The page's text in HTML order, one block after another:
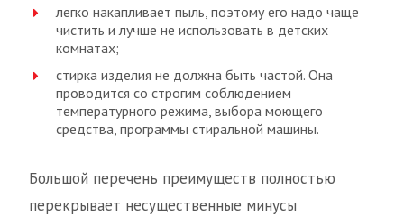
легко накапливает пыль, поэтому его надо чаще
чистить и лучше не использовать в детских
комнатах;
стирка изделия не должна быть частой. Она
проводится со строгим соблюдением
температурного режима, выбора моющего
средства, программы стиральной машины.
Большой перечень преимуществ полностью
перекрывает несущественные минусы